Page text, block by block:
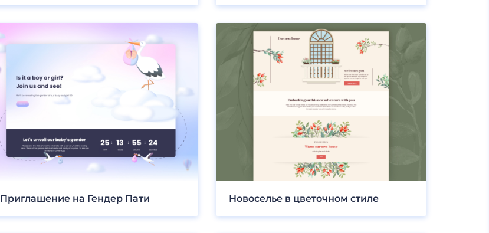
Приглашение на Гендер Пати Новоселье в цветочном стиле